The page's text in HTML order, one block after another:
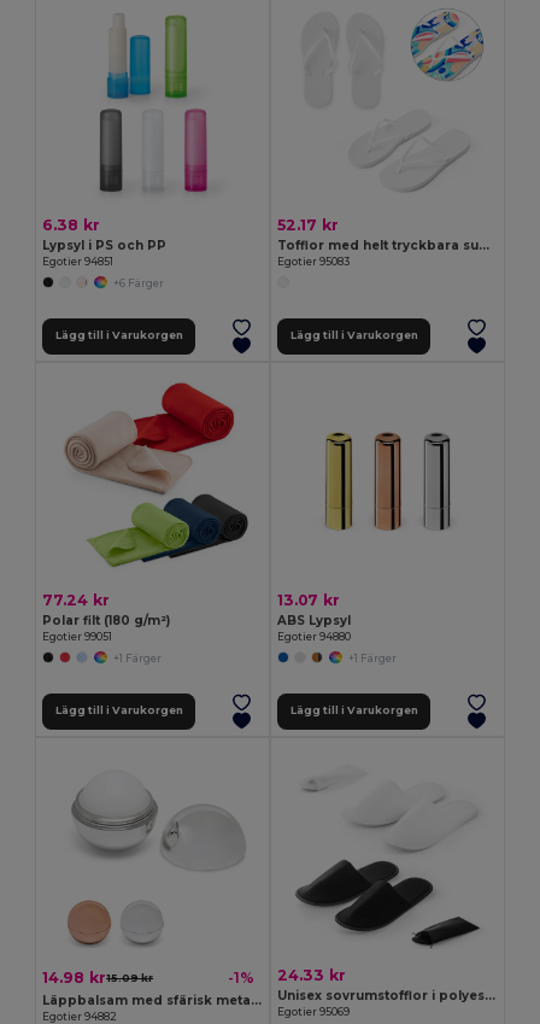
6.38 kr
Lypsyl i PS och PP
Egotier 94851
+6 Färger
Lägg till i Varukorgen
52.17 kr
Tofflor med helt tryckbara sublimeringssulor
Egotier 95083
Lägg till i Varukorgen
77.24 kr
Polar filt (180 g/m²)
Egotier 99051
+1 Färger
Lägg till i Varukorgen
13.07 kr
ABS Lypsyl
Egotier 94880
+1 Färger
Lägg till i Varukorgen
14.98 kr15.09 kr -1%
Läppbalsam med sfärisk metallisk ABS-förpackning
Egotier 94882
24.33 kr
Unisex sovrumstofflor i polyester
Egotier 95069